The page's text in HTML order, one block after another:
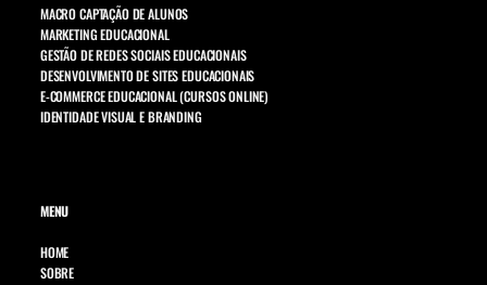
MACRO CAPTAÇÃO DE ALUNOS
MARKETING EDUCACIONAL
GESTÃO DE REDES SOCIAIS EDUCACIONAIS
DESENVOLVIMENTO DE SITES EDUCACIONAIS
E-COMMERCE EDUCACIONAL (CURSOS ONLINE)
IDENTIDADE VISUAL E BRANDING
MENU
HOME
SOBRE